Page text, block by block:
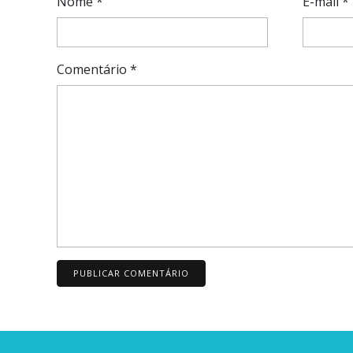
Comentário *